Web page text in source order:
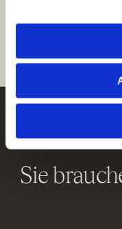
finden. Für
von Immobilien in
Sie